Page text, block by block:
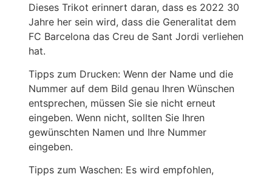
Dieses Trikot erinnert daran, dass es 2022 30
Jahre her sein wird, dass die Generalitat dem
FC Barcelona das Creu de Sant Jordi verliehen
hat.
Tipps zum Drucken: Wenn der Name und die
Nummer auf dem Bild genau Ihren Wünschen
entsprechen, müssen Sie sie nicht erneut
eingeben. Wenn nicht, sollten Sie Ihren
gewünschten Namen und Ihre Nummer
eingeben.
Tipps zum Waschen: Es wird empfohlen,